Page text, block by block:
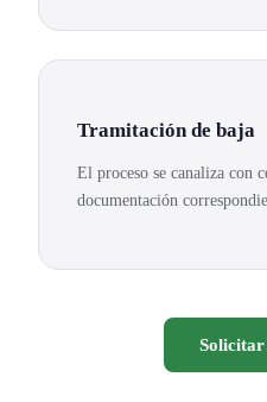
Tramitación de baja
El proceso se canaliza con
documentación
Solicitar